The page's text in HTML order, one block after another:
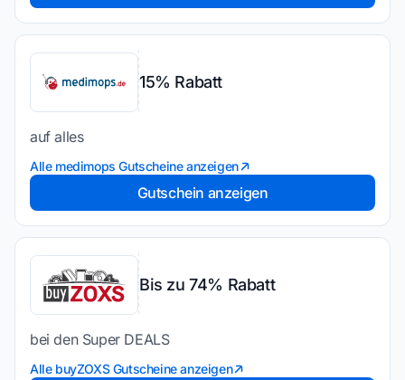
15% Rabatt
auf alles
Alle medimops Gutscheine anzeigen
Gutschein anzeigen
Bis zu 74% Rabatt
bei den Super DEALS
Alle buyZOXS Gutscheine anzeigen